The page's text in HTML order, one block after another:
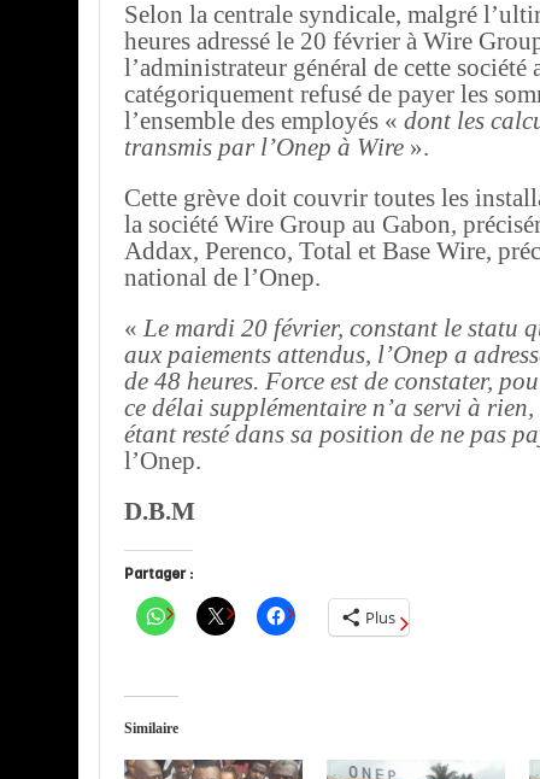
Selon la centrale syndicale, malgré
heures adressé le 20 février à Wire
l’administrateur général de cette société
catégoriquement refusé de payer les
l’ensemble des employés « dont les
transmis par l’Onep à Wire ».
Cette grève doit couvrir toutes les
la société Wire Group au Gabon,
Addax, Perenco, Total et Base Wire,
national de l’Onep.
« Le mardi 20 février, constant le statu
aux paiements attendus, l’Onep a
de 48 heures. Force est de constater,
ce délai supplémentaire n’a servi à
étant resté dans sa position de ne pas
l’Onep.
D.B.M
Partager :
Plus
Similaire